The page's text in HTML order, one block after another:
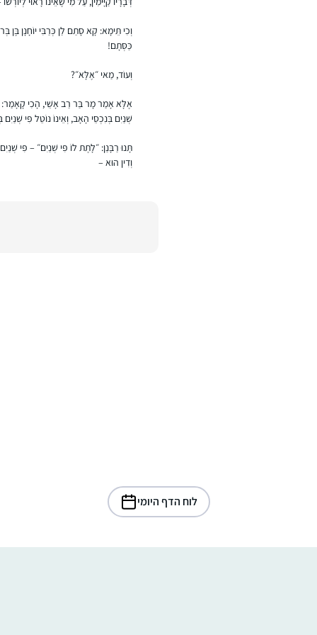
וְכִי תֵּימָא: קָא סָתַם לַן כְּרַבִּי יוֹחָנָן
כַּסְּתָם!
וְעוֹד, מַאי ״אֶלָּא״?
אֶלָּא אָמַר מָר בַּר רַב אָשֵׁי, הָכִי קָאָמַר:
שְׁנַיִם בְּנִכְסֵי הָאָב, וְאֵינוֹ נוֹטֵל פִּי
תָּנוּ רַבָּנַן: ״לָתֶת לוֹ פִּי שְׁנַיִם״ – פִּי
וְדִין הוּא –
לוח הדף היומי